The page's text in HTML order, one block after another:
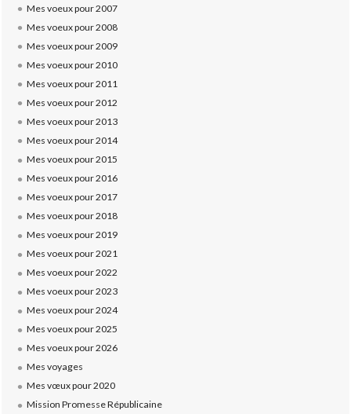
Mes voeux pour 2007
Mes voeux pour 2008
Mes voeux pour 2009
Mes voeux pour 2010
Mes voeux pour 2011
Mes voeux pour 2012
Mes voeux pour 2013
Mes voeux pour 2014
Mes voeux pour 2015
Mes voeux pour 2016
Mes voeux pour 2017
Mes voeux pour 2018
Mes voeux pour 2019
Mes voeux pour 2021
Mes voeux pour 2022
Mes voeux pour 2023
Mes voeux pour 2024
Mes voeux pour 2025
Mes voeux pour 2026
Mes voyages
Mes vœux pour 2020
Mission Promesse Républicaine